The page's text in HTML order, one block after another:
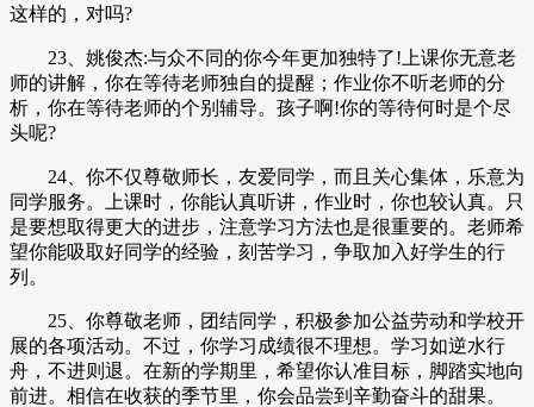
这样的，对吗?
23、姚俊杰:与众不同的你今年更加独特了!上课你无意老
师的讲解，你在等待老师独自的提醒；作业你不听老师的分
析，你在等待老师的个别辅导。孩子啊!你的等待何时是个尽
头呢?
24、你不仅尊敬师长，友爱同学，而且关心集体，乐意为
同学服务。上课时，你能认真听讲，作业时，你也较认真。只
是要想取得更大的进步，注意学习方法也是很重要的。老师希
望你能吸取好同学的经验，刻苦学习，争取加入好学生的行
列。
25、你尊敬老师，团结同学，积极参加公益劳动和学校开
展的各项活动。不过，你学习成绩很不理想。学习如逆水行
舟，不进则退。在新的学期里，希望你认准目标，脚踏实地向
前进。相信在收获的季节里，你会品尝到辛勤奋斗的甜果。